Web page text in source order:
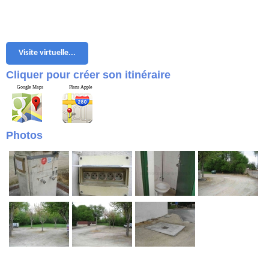
Visite virtuelle...
Cliquer pour créer son itinéraire
Google Maps Plans Apple
Photos